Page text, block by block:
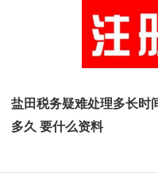
盐田税务疑难处理多长时
多久 要什么资料